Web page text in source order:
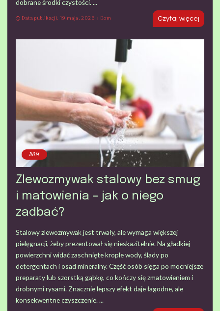
dobrane środki czystości....
Data publikacji: 19 maja, 2026
Dom Czytaj więcej
DOM
Zlewozmywak stalowy bez smug
i matowienia – jak o niego
zadbać?
Stalowy zlewozmywak jest trwały, ale wymaga większej
pielęgnacji, żeby prezentował się nieskazitelnie. Na gładkiej
powierzchni widać zaschnięte krople wody, ślady po
detergentach i osad mineralny. Część osób sięga po mocniejsze
preparaty lub szorstką gąbkę, co kończy się zmatowieniem i
drobnymi rysami. Znacznie lepszy efekt daje łagodne, ale
konsekwentne czyszczenie. ...